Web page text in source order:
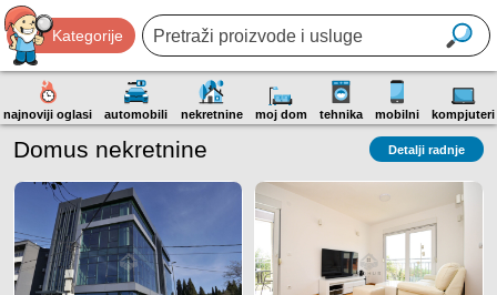
Kategorije
najnoviji oglasi automobili nekretnine moj dom tehnika mobilni kompjuteri
Domus nekretnine Detalji radnje